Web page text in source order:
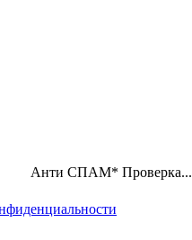
Анти СПАМ* Проверка...